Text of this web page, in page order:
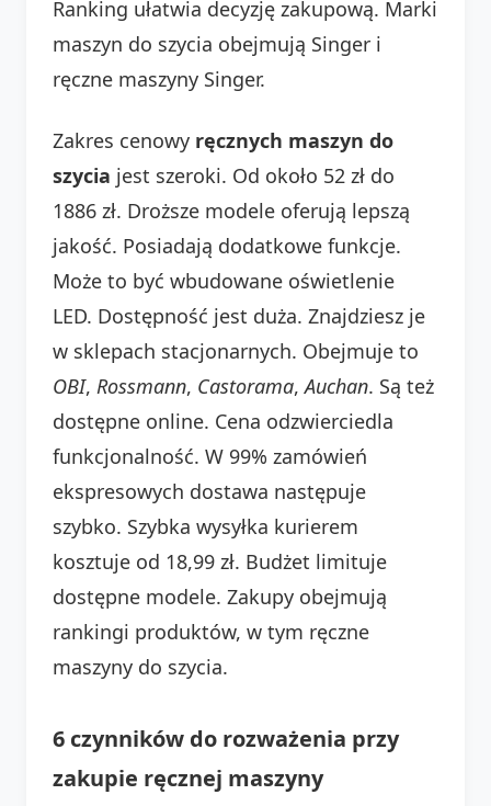
Ranking ułatwia decyzję zakupową. Marki
maszyn do szycia obejmują Singer i
ręczne maszyny Singer.
Zakres cenowy ręcznych maszyn do
szycia jest szeroki. Od około 52 zł do
1886 zł. Droższe modele oferują lepszą
jakość. Posiadają dodatkowe funkcje.
Może to być wbudowane oświetlenie
LED. Dostępność jest duża. Znajdziesz je
w sklepach stacjonarnych. Obejmuje to
OBI, Rossmann, Castorama,Auchan. Są też
dostępne online. Cena odzwierciedla
funkcjonalność. W 99% zamówień
ekspresowych dostawa następuje
szybko. Szybka wysyłka kurierem
kosztuje od 18,99 zł. Budżet limituje
dostępne modele. Zakupy obejmują
rankingi produktów, w tym ręczne
maszyny do szycia.
6 czynników do rozważenia przy
zakupie ręcznej maszyny